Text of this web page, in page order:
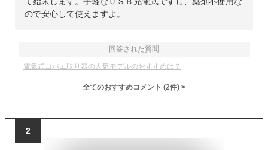
ので安心して使えますよ。
回答された質問
電気式コバエ取り器の人気モデルのおすすめは？
全てのおすすめコメント (2件) >
2